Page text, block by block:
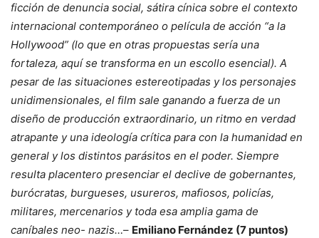
ficción de denuncia social, sátira cínica sobre el contexto
internacional contemporáneo o película de acción “a la
Hollywood” (lo que en otras propuestas sería una
fortaleza, aquí se transforma en un escollo esencial). A
pesar de las situaciones estereotipadas y los personajes
unidimensionales, el film sale ganando a fuerza de un
diseño de producción extraordinario, un ritmo en verdad
atrapante y una ideología crítica para con la humanidad en
general y los distintos parásitos en el poder. Siempre
resulta placentero presenciar el declive de gobernantes,
burócratas, burgueses, usureros, mafiosos, policías,
militares, mercenarios y toda esa amplia gama de
caníbales neo- nazis…– Emiliano Fernández (7 puntos)